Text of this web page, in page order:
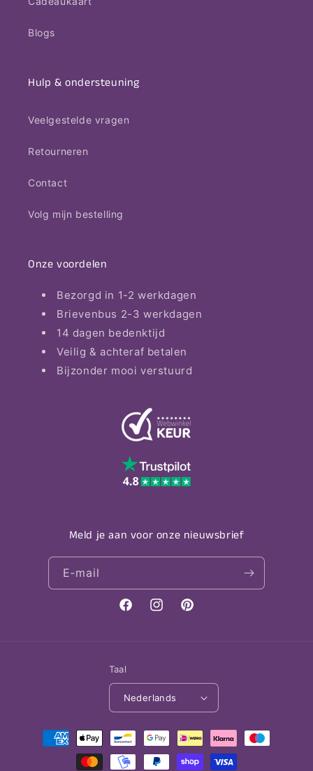
Blogs
Hulp & ondersteuning
Veelgestelde vragen
Retourneren
Contact
Volg mijn bestelling
Onze voordelen
Bezorgd in 1-2 werkdagen
Brievenbus 2-3 werkdagen
14 dagen bedenktijd
Veilig & achteraf betalen
Bijzonder mooi verstuurd
Meld je aan voor onze nieuwsbrief
E‑mail
FacebookInstagramPinterest
Taal
Nederlands
Betaalmethoden